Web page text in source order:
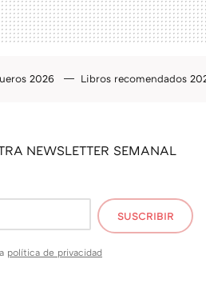
2026 Libros recomendados
NEWSLETTER SEMANAL
SUSCRIBIR
política de privacidad